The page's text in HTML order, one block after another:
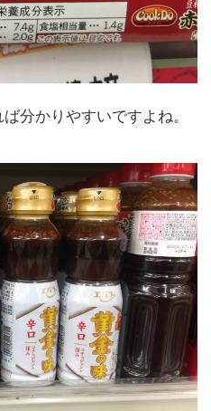
分かりやすいですよね。